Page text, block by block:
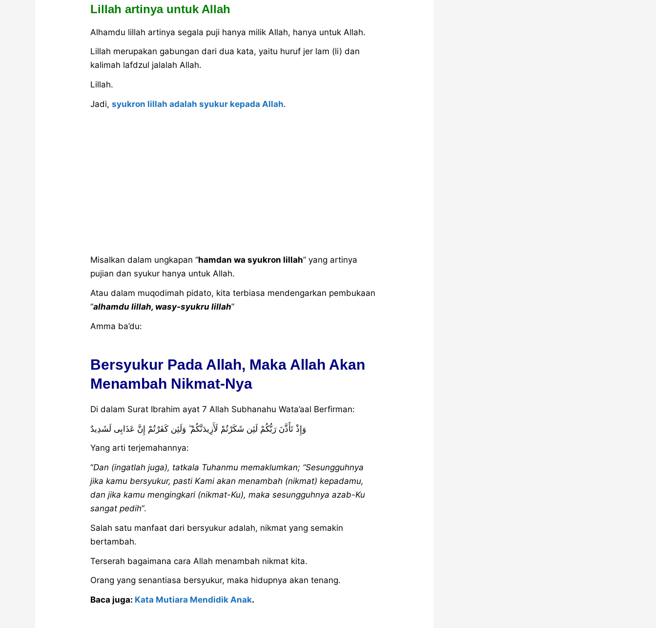
Lillah artinya untuk Allah
Alhamdu lillah artinya segala puji hanya milik Allah, hanya untuk Allah.
Lillah merupakan gabungan dari dua kata, yaitu huruf jer lam (li) dan
kalimah lafdzul jalalah Allah.
Lillah.
Jadi,syukron lillah adalah syukur kepada Allah.
Misalkan dalam ungkapan “hamdan wa syukron lillah” yang artinya
pujian dan syukur hanya untuk Allah.
Atau dalam muqodimah pidato, kita terbiasa mendengarkan pembukaan
“alhamdu lillah, wasy-syukru lillah”
Amma ba’du:
Bersyukur Pada Allah, Maka Allah Akan
Menambah Nikmat-Nya
Di dalam Surat Ibrahim ayat 7 Allah Subhanahu Wata’aal Berfirman:
وَإِذْ تَأَذَّنَ رَبُّكُمْ لَئِن شَكَرْتُمْ لَأَزِيدَنَّكُمْ ۖ وَلَئِن كَفَرْتُمْ إِنَّ عَذَابِى لَشَدِيدٌ
Yang arti terjemahannya:
“Dan (ingatlah juga), tatkala Tuhanmu memaklumkan; “Sesungguhnya
jika kamu bersyukur, pasti Kami akan menambah (nikmat) kepadamu,
dan jika kamu mengingkari (nikmat-Ku), maka sesungguhnya azab-Ku
sangat pedih“.
Salah satu manfaat dari bersyukur adalah, nikmat yang semakin
bertambah.
Terserah bagaimana cara Allah menambah nikmat kita.
Orang yang senantiasa bersyukur, maka hidupnya akan tenang.
Baca juga: Kata Mutiara Mendidik Anak.